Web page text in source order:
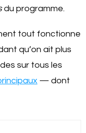
du programme.
tout fonctionne
qu’on ait plus
sur tous les
— dont